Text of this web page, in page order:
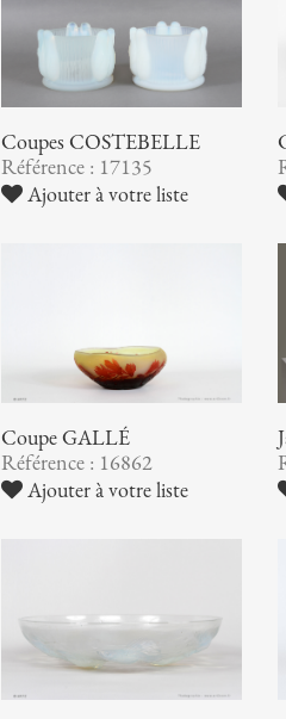
Coupes COSTEBELLE
Référence : 17135
Ajouter à votre liste
Coupe GALLÉ
Référence : 16862
Ajouter à votre liste